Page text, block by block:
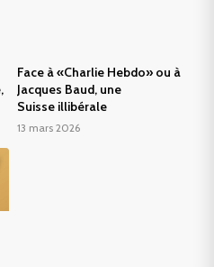
Face à «Charlie Hebdo» ou à
Jacques Baud, une
Suisse illibérale
13 mars 2026